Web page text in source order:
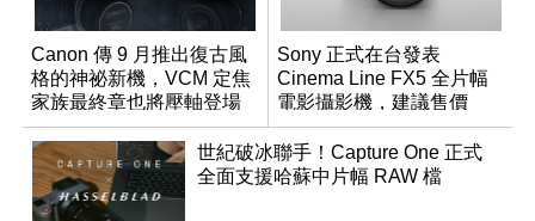
Canon 傳 9 月推出復古風
格的神祕新機，VCM 定焦
家族最終章也將壓軸登場
Sony 正式在台發表
Cinema Line FX5 全片幅
電影攝影機，建議售價
NT$144,980
世紀破冰聯手！Capture One 正式
全面支援哈蘇中片幅 RAW 檔